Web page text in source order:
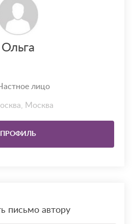
Ольга
лицо
Москва
ПРОФИЛЬ
письмо автору